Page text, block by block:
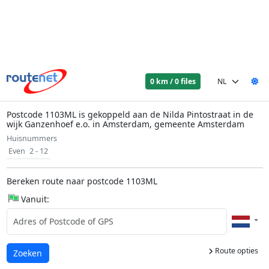
0 km / 0 files
Postcode 1103ML is gekoppeld aan de Nilda Pintostraat in de
wijk Ganzenhoef e.o. in Amsterdam, gemeente Amsterdam
Huisnummers
Even 2 - 12
Bereken route naar postcode 1103ML
Vanuit:
Route opties
Laden...
Zoeken